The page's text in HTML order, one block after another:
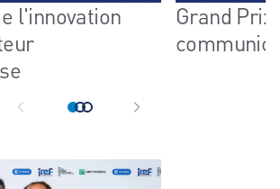
l'innovation
Grand Prix